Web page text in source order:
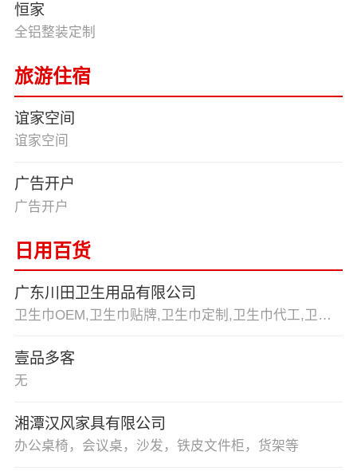
恒家
全铝整装定制
旅游住宿
谊家空间
谊家空间
广告开户
广告开户
日用百货
广东川田卫生用品有限公司
卫生巾OEM,卫生巾贴牌,卫生巾定制,卫生巾代工,卫生巾加工,卫生巾代加工,卫生巾ODM,卫生巾生产,卫生巾制造
壹品多客
无
湘潭汉风家具有限公司
办公桌椅，会议桌，沙发，铁皮文件柜，货架等